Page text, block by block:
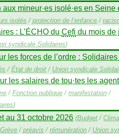
aux mineur·es isolé·es en Seine
isolés /protection de l’enfance /
: L’ÉCHO duCefi du mois de
syndicale Solidaires)
les forces de l’ordre :
/État de droit / Union syndicale
les salaires de tou·tes les agent
/Fonction publique /manifestation /
)
au 31 octobre 2026 (Budget /
Grève /préavis /rémunération / Union